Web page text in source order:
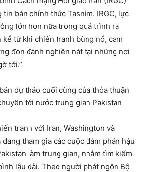
bán chính thức Tasnim. IRGC, lực
lớn hơn nữa trong quá trình ra
kể từ khi chiến tranh bùng nổ, cam
đòn đánh nghiền nát tại những nơi
tới.”
dự thảo cuối cùng của thỏa thuận
tới nước trung gian Pakistan
tranh với Iran, Washington và
tham gia các cuộc đàm phán hậu
làm trung gian, nhằm tìm kiếm
lâu dài. Theo người phát ngôn Bộ